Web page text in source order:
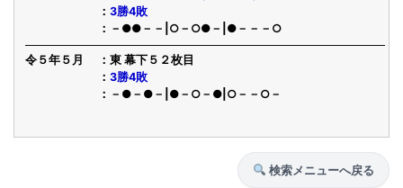
3勝4敗
－●●－－|○－○●－|●－－－○
令５年５月
東 幕下５２枚目
3勝4敗
－●－●－|●－○－●|○－－○－
検索メニューへ戻る